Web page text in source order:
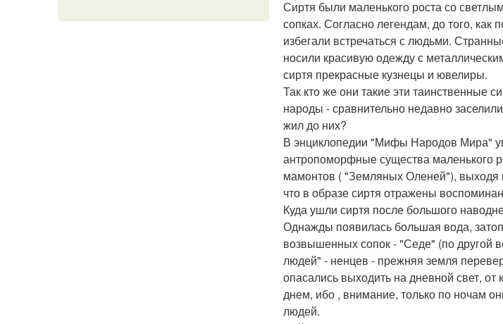
Сиртя были маленького роста со
сопках. Согласно легендам, до того,
избегали встречаться с людьми.
носили красивую одежду с
сиртя прекрасные кузнецы и ювелиры.
Так кто же они такие эти таинственные
народы - сравнительно недавно
жил до них?
В энциклопедии "Мифы Народов Мира"
антропоморфные существа маленького
мамонтов ( "Земляных Оленей"), выходя
что в образе сиртя отражены
Куда ушли сиртя после большого
Однажды появилась большая вода,
возвышенных сопок - "Седе" (по другой
людей" - ненцев - прежняя земля
опасались выходить на дневной свет, от
днем, ибо , внимание, только по ночам
людей.